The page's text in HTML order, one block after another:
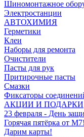
Шиномонтажное
Электростанции
АВТОХИМИЯ
Герметики
Клеи
Наборы для ремонта
Очистители
Пасты для рук
Притирочные пасты
Смазки
Фиксаторы
АКЦИИ И ПОДАРКИ
23 февраля - День
Горячая пятёрка от M7!
Дарим карты!